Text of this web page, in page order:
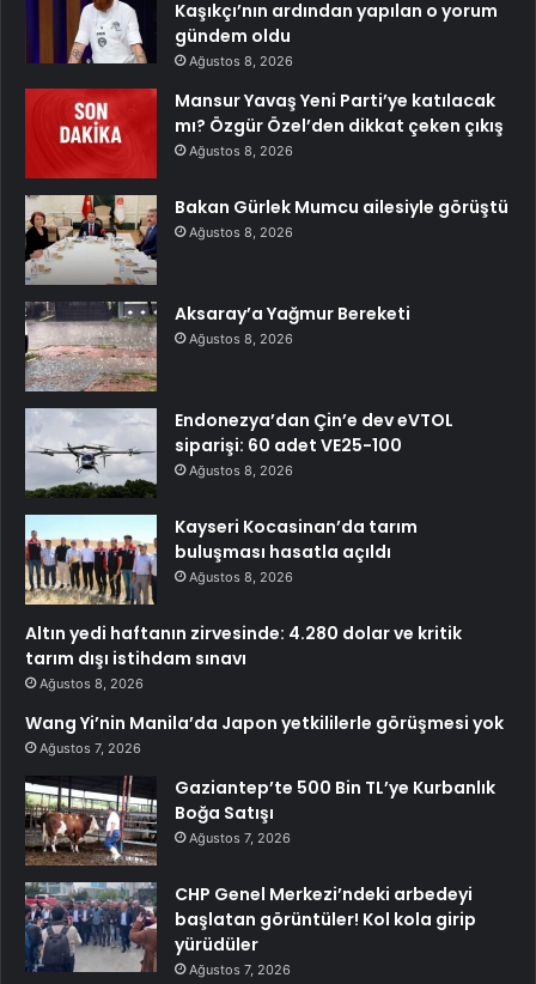
Kaşıkçı’nın ardından yapılan o yorum
gündem oldu
Ağustos 8, 2026
Mansur Yavaş Yeni Parti’ye katılacak
mı? Özgür Özel’den dikkat çeken çıkış
Ağustos 8, 2026
Bakan Gürlek Mumcu ailesiyle görüştü
Ağustos 8, 2026
Aksaray’a Yağmur Bereketi
Ağustos 8, 2026
Endonezya’dan Çin’e dev eVTOL
siparişi: 60 adet VE25-100
Ağustos 8, 2026
Kayseri Kocasinan’da tarım
buluşması hasatla açıldı
Ağustos 8, 2026
Altın yedi haftanın zirvesinde: 4.280 dolar ve kritik
tarım dışı istihdam sınavı
Ağustos 8, 2026
Wang Yi’nin Manila’da Japon yetkililerle görüşmesi yok
Ağustos 7, 2026
Gaziantep’te 500 Bin TL’ye Kurbanlık
Boğa Satışı
Ağustos 7, 2026
CHP Genel Merkezi’ndeki arbedeyi
başlatan görüntüler! Kol kola girip
yürüdüler
Ağustos 7, 2026